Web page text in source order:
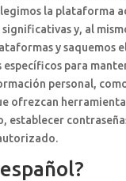
la plataforma
y, al
y saquemos
específicos para
personal,
ofrezcan